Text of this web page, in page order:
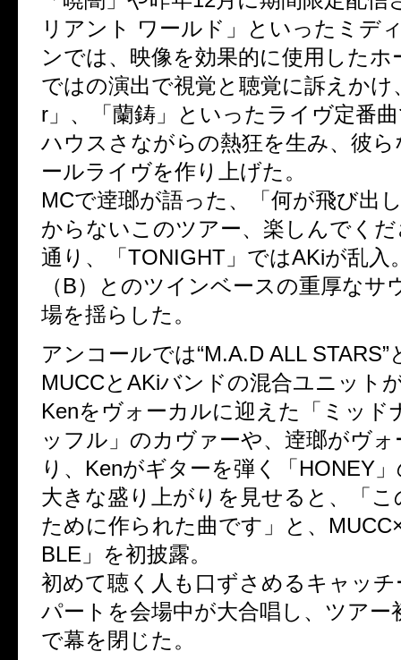
リアント ワールド」といったミデ
ンでは、映像を効果的に使用したホ
ではの演出で視覚と聴覚に訴えかけ
r」、「蘭鋳」といったライヴ定番
ハウスさながらの熱狂を生み、彼
ールライヴを作り上げた。
MCで逹瑯が語った、「何が飛び出
からないこのツアー、楽しんでく
通り、「TONIGHT」ではAKiが乱入
（B）とのツインベースの重厚なサ
場を揺らした。
アンコールでは“M.A.D ALL
MUCCとAKiバンドの混合ユニット
Kenをヴォーカルに迎えた「ミッド
ッフル」のカヴァーや、逹瑯がヴ
り、Kenがギターを弾く「HONEY
大きな盛り上がりを見せると、「
ために作られた曲です」と、
BLE」を初披露。
初めて聴く人も口ずさめるキャッ
パートを会場中が大合唱し、ツアー
で幕を閉じた。